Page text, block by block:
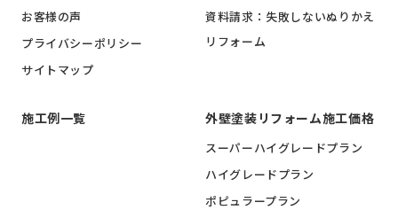
お客様の声
プライバシーポリシー
サイトマップ
資料請求：失敗しないぬりかえ
リフォーム
施工例一覧 外壁塗装リフォーム施工価格
スーパーハイグレードプラン
ハイグレードプラン
ポピュラープラン